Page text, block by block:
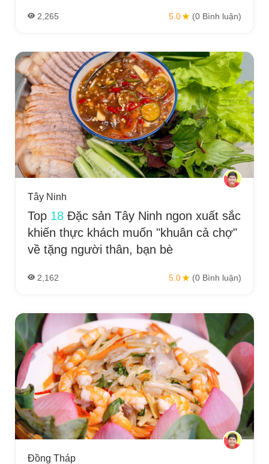
2,265 5.0 (0 Bình luận)
Tây Ninh
Top 18 Đặc sản Tây Ninh ngon xuất sắc
khiến thực khách muốn "khuân cả chợ"
về tặng người thân, bạn bè
2,162 5.0 (0 Bình luận)
Đồng Tháp